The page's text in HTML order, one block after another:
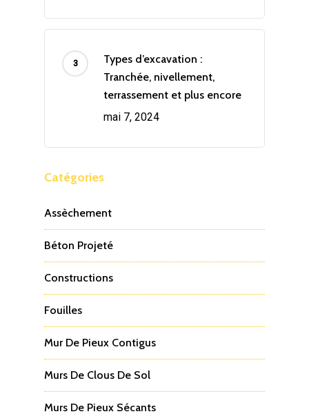
Types d’excavation :
Tranchée, nivellement,
terrassement et plus encore
mai 7, 2024
Catégories
Assèchement
Béton Projeté
Constructions
Fouilles
Mur De Pieux Contigus
Murs De Clous De Sol
Murs De Pieux Sécants